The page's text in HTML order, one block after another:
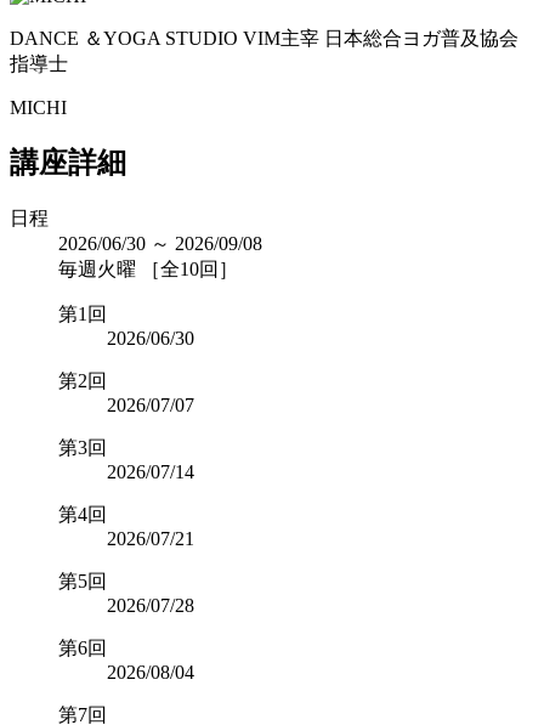
DANCE ＆YOGA STUDIO VIM主宰 日本総合ヨガ普及協会
指導士
MICHI
講座詳細
日程
2026/06/30 ～ 2026/09/08
毎週火曜 ［全10回］
第1回
2026/06/30
第2回
2026/07/07
第3回
2026/07/14
第4回
2026/07/21
第5回
2026/07/28
第6回
2026/08/04
第7回